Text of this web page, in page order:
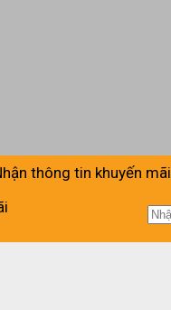
thông tin khuyến mãi